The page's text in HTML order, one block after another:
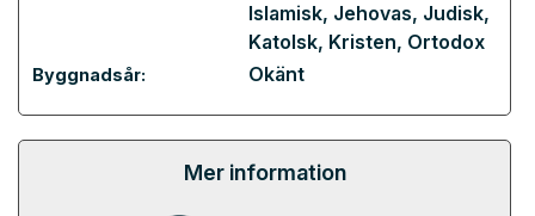
Islamisk, Jehovas, Judisk,
Katolsk, Kristen, Ortodox
Byggnadsår: Okänt
Mer information